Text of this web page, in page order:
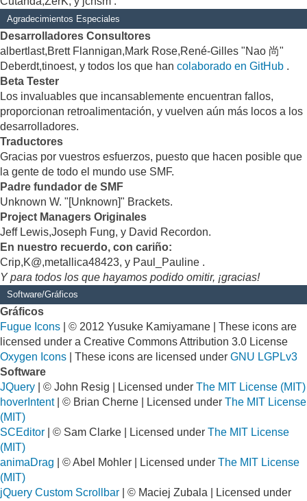
Agradecimientos Especiales
Desarrolladores Consultores
albertlast,Brett Flannigan,Mark Rose,René-Gilles "Nao 尚"
Deberdt,tinoest, y todos los que han colaborado en GitHub .
Beta Tester
Los invaluables que incansablemente encuentran fallos,
proporcionan retroalimentación, y vuelven aún más locos a los
desarrolladores.
Traductores
Gracias por vuestros esfuerzos, puesto que hacen posible que
la gente de todo el mundo use SMF.
Padre fundador de SMF
Unknown W. "[Unknown]" Brackets.
Project Managers Originales
Jeff Lewis,Joseph Fung, y David Recordon.
En nuestro recuerdo, con cariño:
Crip,K@,metallica48423, y Paul_Pauline .
Y para todos los que hayamos podido omitir, ¡gracias!
Software/Gráficos
Gráficos
Fugue Icons | © 2012 Yusuke Kamiyamane | These icons are
licensed under a Creative Commons Attribution 3.0 License
Oxygen Icons | These icons are licensed under GNU LGPLv3
Software
JQuery | © John Resig | Licensed under The MIT License (MIT)
hoverIntent| © Brian Cherne | Licensed under The MIT License
(MIT)
SCEditor | © Sam Clarke | Licensed under The MIT License
(MIT)
animaDrag | © Abel Mohler | Licensed under The MIT License
(MIT)
jQuery Custom Scrollbar | © Maciej Zubala | Licensed under